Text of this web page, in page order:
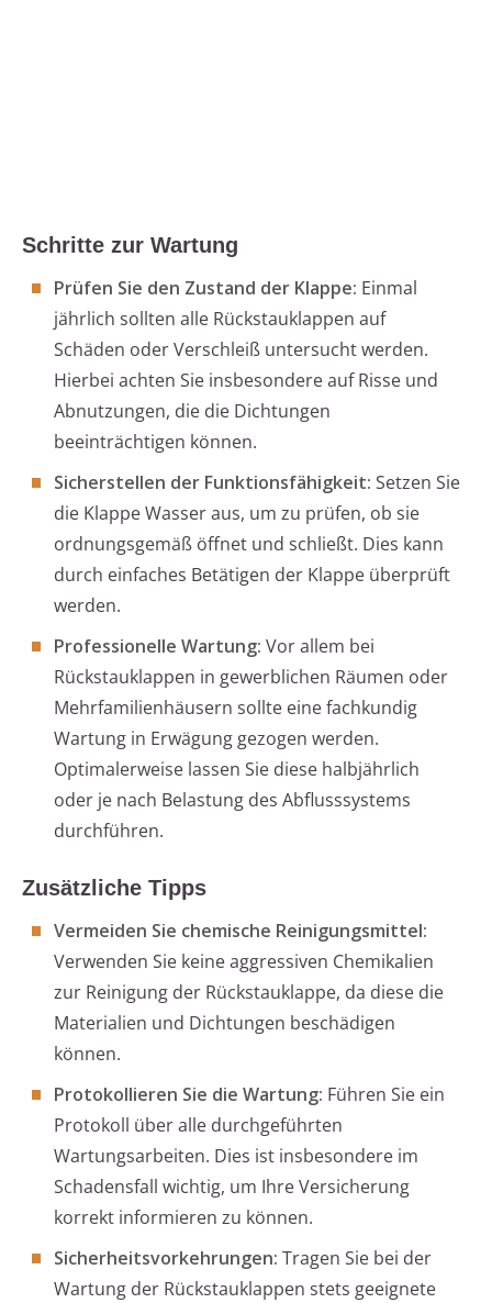
Schritte zur Wartung
Prüfen Sie den Zustand der Klappe: Einmal
jährlich sollten alle Rückstauklappen auf
Schäden oder Verschleiß untersucht werden.
Hierbei achten Sie insbesondere auf Risse und
Abnutzungen, die die Dichtungen
beeinträchtigen können.
Sicherstellen der Funktionsfähigkeit: Setzen Sie
die Klappe Wasser aus, um zu prüfen, ob sie
ordnungsgemäß öffnet und schließt. Dies kann
durch einfaches Betätigen der Klappe überprüft
werden.
Professionelle Wartung: Vor allem bei
Rückstauklappen in gewerblichen Räumen oder
Mehrfamilienhäusern sollte eine fachkundig
Wartung in Erwägung gezogen werden.
Optimalerweise lassen Sie diese halbjährlich
oder je nach Belastung des Abflusssystems
durchführen.
Zusätzliche Tipps
Vermeiden Sie chemische Reinigungsmittel:
Verwenden Sie keine aggressiven Chemikalien
zur Reinigung der Rückstauklappe, da diese die
Materialien und Dichtungen beschädigen
können.
Protokollieren Sie die Wartung: Führen Sie ein
Protokoll über alle durchgeführten
Wartungsarbeiten. Dies ist insbesondere im
Schadensfall wichtig, um Ihre Versicherung
korrekt informieren zu können.
Sicherheitsvorkehrungen: Tragen Sie bei der
Wartung der Rückstauklappen stets geeignete